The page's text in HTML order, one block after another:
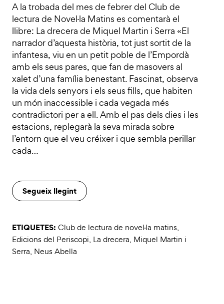
A la trobada del mes de febrer del Club de
lectura de Novel·la Matins es comentarà el
llibre: La drecera de Miquel Martin i Serra «El
narrador d’aquesta història, tot just sortit de la
infantesa, viu en un petit poble de l’Empordà
amb els seus pares, que fan de masovers al
xalet d’una família benestant. Fascinat, observa
la vida dels senyors i els seus fills, que habiten
un món inaccessible i cada vegada més
contradictori per a ell. Amb el pas dels dies i les
estacions, replegarà la seva mirada sobre
l’entorn que el veu créixer i que sembla perillar
cada…
Segueix llegint
ETIQUETES: Club de lectura de novel·la matins,
Edicions del Periscopi, La drecera, Miquel Martin i
Serra, Neus Abella